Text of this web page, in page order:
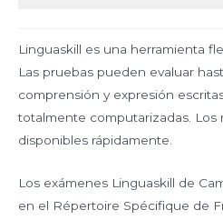
Linguaskill es una herramienta
Las pruebas pueden evaluar
comprensión y expresión
totalmente computarizadas. Los
disponibles rápidamente.
Los exámenes Linguaskill de
en el Répertoire Spécifique de